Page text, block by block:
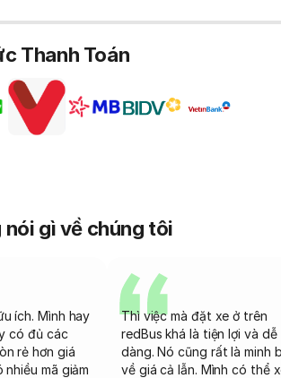
Thanh Toán
nói gì về chúng tôi
ích. Mình hay
có đủ các
rẻ hơn giá
mã giảm
Thì việc mà đặt xe ở trên
redBus khá là tiện lợi và dễ
dàng. Nó cũng rất là minh
về giá cả lẫn. Mình có thể